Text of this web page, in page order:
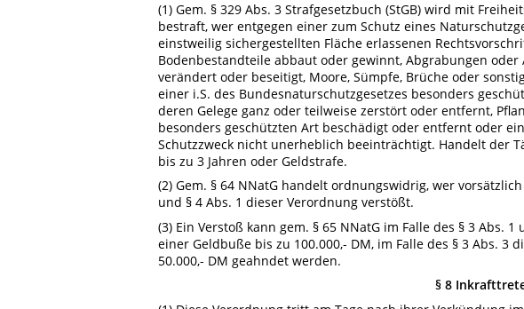
(1) Gem. § 329 Abs. 3 Strafgesetzbuch (StGB) wird mit
bestraft, wer entgegen einer zum Schutz eines
einstweilig sichergestellten Fläche erlassenen
Bodenbestandteile abbaut oder gewinnt, Abgrabungen
verändert oder beseitigt, Moore, Sümpfe, Brüche oder
einer i.S. des Bundesnaturschutzgesetzes besonders
deren Gelege ganz oder teilweise zerstört oder entfernt,
besonders geschützten Art beschädigt oder entfernt oder
Schutzzweck nicht unerheblich beeinträchtigt. Handelt der
bis zu 3 Jahren oder Geldstrafe.
(2) Gem. § 64 NNatG handelt ordnungswidrig, wer
und § 4 Abs. 1 dieser Verordnung verstößt.
(3) Ein Verstoß kann gem. § 65 NNatG im Falle des § 3 Abs.
einer Geldbuße bis zu 100.000,- DM, im Falle des § 3 Abs. 3
50.000,- DM geahndet werden.
§ 8